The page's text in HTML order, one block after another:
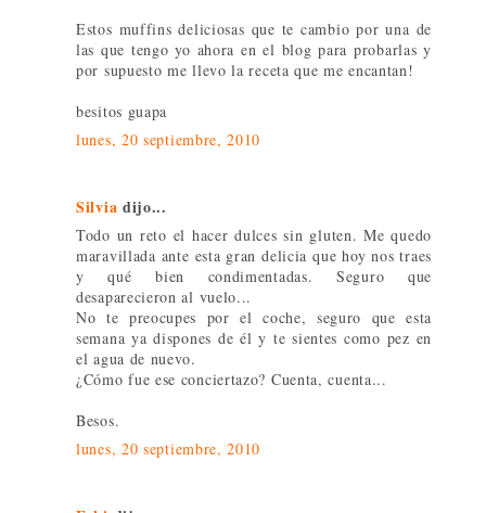
Estos muffins deliciosas que te cambio por una de
las que tengo yo ahora en el blog para probarlas y
por supuesto me llevo la receta que me encantan!
besitos guapa
lunes, 20 septiembre, 2010
Silvia dijo...
Todo un reto el hacer dulces sin gluten. Me quedo
maravillada ante esta gran delicia que hoy nos traes
y qué bien condimentadas. Seguro que
desaparecieron al vuelo...
No te preocupes por el coche, seguro que esta
semana ya dispones de él y te sientes como pez en
el agua de nuevo.
¿Cómo fue ese conciertazo? Cuenta, cuenta...
Besos.
lunes, 20 septiembre, 2010